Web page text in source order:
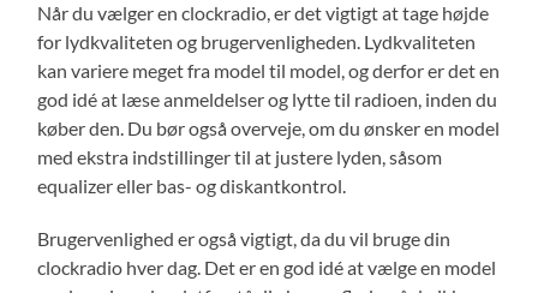
Når du vælger en clockradio, er det vigtigt at tage højde
for lydkvaliteten og brugervenligheden. Lydkvaliteten
kan variere meget fra model til model, og derfor er det en
god idé at læse anmeldelser og lytte til radioen, inden du
køber den. Du bør også overveje, om du ønsker en model
med ekstra indstillinger til at justere lyden, såsom
equalizer eller bas- og diskantkontrol.
Brugervenlighed er også vigtigt, da du vil bruge din
clockradio hver dag. Det er en god idé at vælge en model